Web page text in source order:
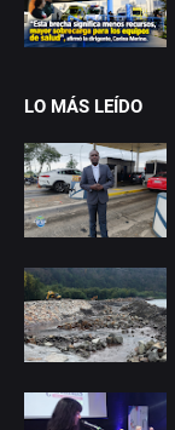
LO MÁS LEÍDO